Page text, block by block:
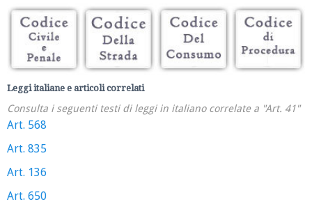
Leggi italiane e articoli correlati
Consulta i seguenti testi di leggi in italiano correlate a "Art. 41"
Art. 568
Art. 835
Art. 136
Art. 650